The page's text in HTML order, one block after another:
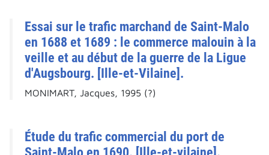
Essai sur le trafic marchand de Saint-Malo
en 1688 et 1689 : le commerce malouin à la
veille et au début de la guerre de la Ligue
d'Augsbourg. [Ille-et-Vilaine].
MONIMART, Jacques, 1995 (?)
Étude du trafic commercial du port de